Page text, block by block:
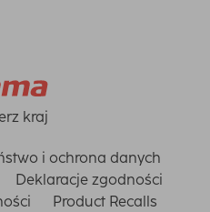
kraj
i ochrona danych
Deklaracje zgodności
Product Recalls